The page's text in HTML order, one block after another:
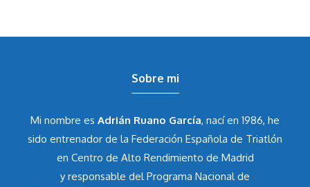
Sobre mi
Mi nombre es Adrián Ruano García, nací en 1986, he
sido entrenador de la Federación Española de Triatlón
en Centro de Alto Rendimiento de Madrid
y responsable del Programa Nacional de